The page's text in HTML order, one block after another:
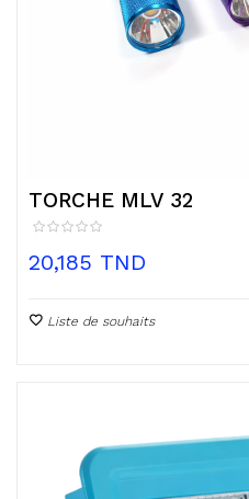
TORCHE MLV 32
Prix
20,185 TND
Liste de souhaits